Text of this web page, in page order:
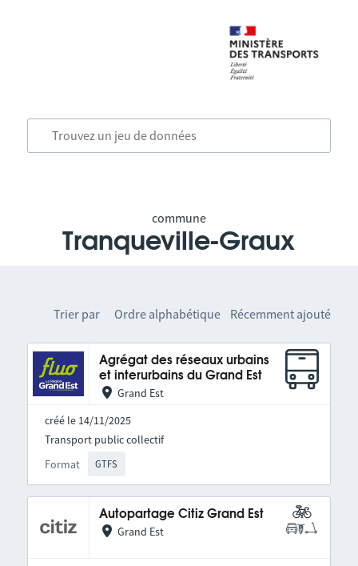
commune
Tranqueville-Graux
Trier par Ordre alphabétique Récemment ajouté
Agrégat des réseaux urbains
et interurbains du Grand Est
Grand Est
créé le 14/11/2025
Format GTFS
Transport public collectif
Autopartage Citiz Grand Est
Grand Est